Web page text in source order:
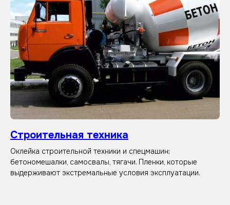
Строительная техника
Оклейка строительной техники и спецмашин:
бетономешалки, самосвалы, тягачи. Пленки, которые
выдерживают экстремальные условия эксплуатации.